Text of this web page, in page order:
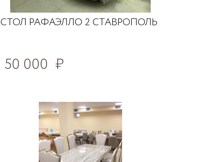
СТОЛ РАФАЭЛЛО 2 СТАВРОПОЛЬ
50 000 ₽